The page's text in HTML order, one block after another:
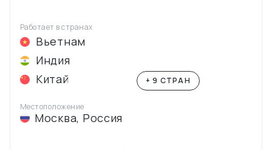
Работает в странах
Вьетнам
Индия
Китай
+ 9 СТРАН
Местоположение
Москва, Россия